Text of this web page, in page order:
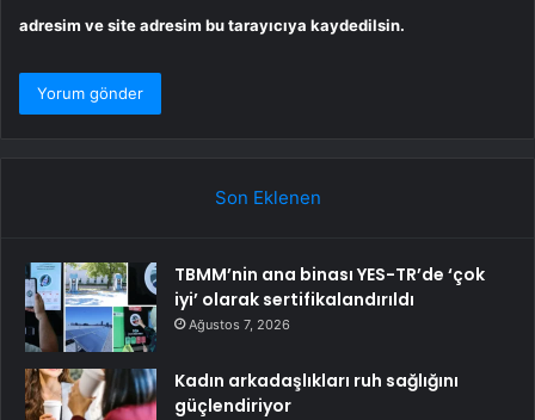
adresim ve site adresim bu tarayıcıya kaydedilsin.
Son Eklenen
TBMM’nin ana binası YES-TR’de ‘çok
iyi’ olarak sertifikalandırıldı
Ağustos 7, 2026
Kadın arkadaşlıkları ruh sağlığını
güçlendiriyor